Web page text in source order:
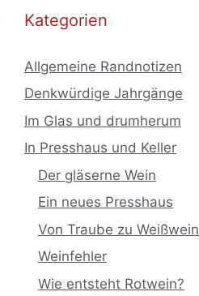
Kategorien
Allgemeine Randnotizen
Denkwürdige Jahrgänge
Im Glas und drumherum
In Presshaus und Keller
Der gläserne Wein
Ein neues Presshaus
Von Traube zu Weißwein
Weinfehler
Wie entsteht Rotwein?